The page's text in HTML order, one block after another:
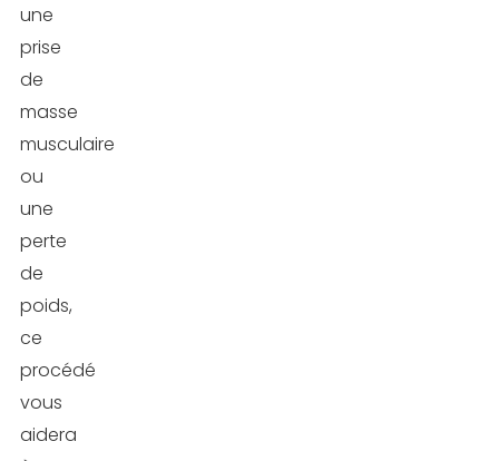
une
prise
de
masse
musculaire
ou
une
perte
de
poids,
ce
procédé
vous
aidera